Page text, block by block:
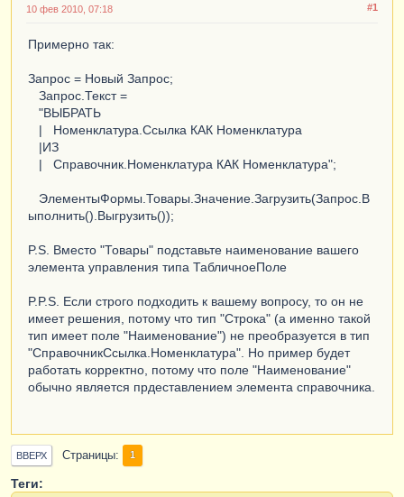
#1
10 фев 2010, 07:18
Примерно так:
Запрос = Новый Запрос;
Запрос.Текст =
"ВЫБРАТЬ
| Номенклатура.Ссылка КАК Номенклатура
|ИЗ
| Справочник.Номенклатура КАК Номенклатура";
ЭлементыФормы.Товары.Значение.Загрузить(Запрос.В
ыполнить().Выгрузить());
P.S. Вместо "Товары" подставьте наименование вашего
элемента управления типа ТабличноеПоле
P.P.S. Если строго подходить к вашему вопросу, то он не
имеет решения, потому что тип "Строка" (а именно такой
тип имеет поле "Наименование") не преобразуется в тип
"СправочникСсылка.Номенклатура". Но пример будет
работать корректно, потому что поле "Наименование"
обычно является прдеставлением элемента справочника.
ВВЕРХ Страницы 1
Теги: